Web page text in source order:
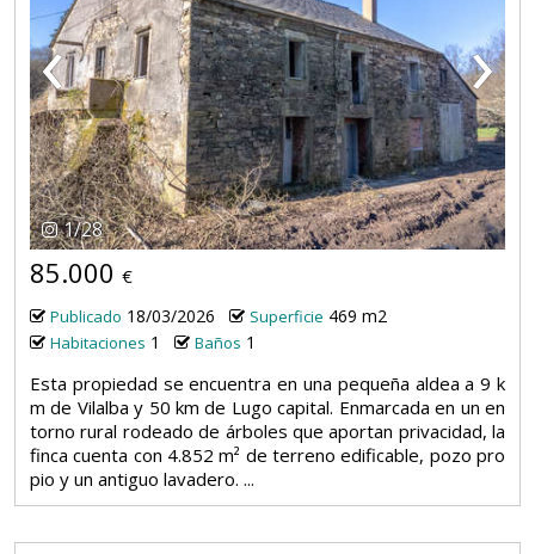
‹ ›
1/28
85.000 €
Publicado 18/03/2026 Superficie 469 m2
Habitaciones 1 Baños 1
Esta propiedad se encuentra en una pequeña aldea a 9 k
m de Vilalba y 50 km de Lugo capital. Enmarcada en un en
torno rural rodeado de árboles que aportan privacidad, la
finca cuenta con 4.852 m² de terreno edificable, pozo pro
pio y un antiguo lavadero. ...